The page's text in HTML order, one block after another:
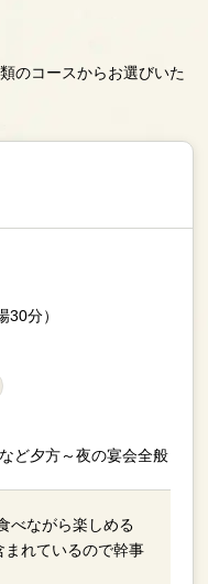
のコースからお選びいた
30分）
ど夕方～夜の宴会全般
べながら楽しめる
まれているので幹事